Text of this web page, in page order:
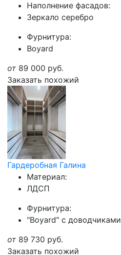
Наполнение фасадов:
Зеркало серебро
Фурнитура:
Boyard
от 89 000 руб.
Заказать похожий
Гардеробная Галина
Материал:
ЛДСП
Фурнитура:
"Boyard" с доводчиками
от 89 730 руб.
Заказать похожий